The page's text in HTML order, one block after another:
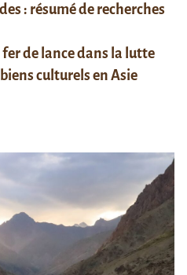
: résumé de recherches
fer de lance dans la lutte
culturels en Asie